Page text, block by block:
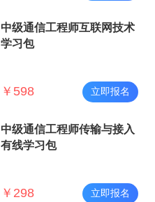
中级通信工程师互联网技术
学习包
￥ 598 立即报名
中级通信工程师传输与接入
有线学习包
￥ 298 立即报名